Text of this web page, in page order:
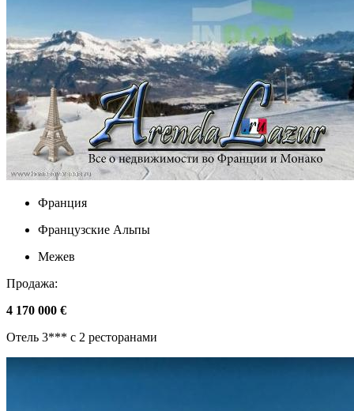
Франция
Французские Альпы
Межев
Продажа:
4 170 000 €
Отель 3*** с 2 ресторанами